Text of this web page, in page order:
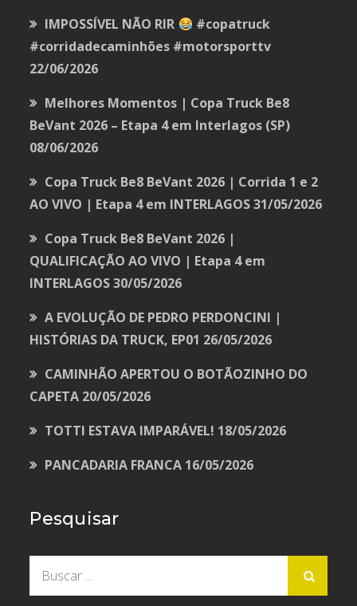
IMPOSSÍVEL NÃO RIR
#copatruck
#corridadecaminhões #motorsporttv
22/06/2026
Melhores Momentos | Copa Truck Be8
BeVant 2026 – Etapa 4 em Interlagos (SP)
08/06/2026
Copa Truck Be8 BeVant 2026 | Corrida 1 e 2
AO VIVO | Etapa 4 em INTERLAGOS 31/05/2026
Copa Truck Be8 BeVant 2026 |
QUALIFICAÇÃO AO VIVO | Etapa 4 em
INTERLAGOS 30/05/2026
A EVOLUÇÃO DE PEDRO PERDONCINI |
HISTÓRIAS DA TRUCK, EP01 26/05/2026
CAMINHÃO APERTOU O BOTÃOZINHO DO
CAPETA 20/05/2026
TOTTI ESTAVA IMPARÁVEL! 18/05/2026
PANCADARIA FRANCA 16/05/2026
Pesquisar
Buscar